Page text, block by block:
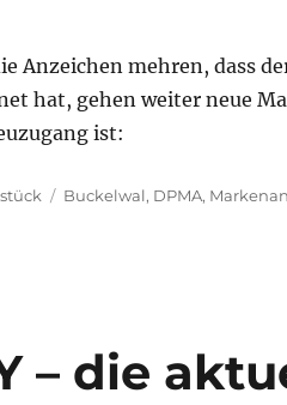
Anzeichen mehren, dass
hat, gehen weiter neue
ist:
Tags
Buckelwal, DPMA,
– die